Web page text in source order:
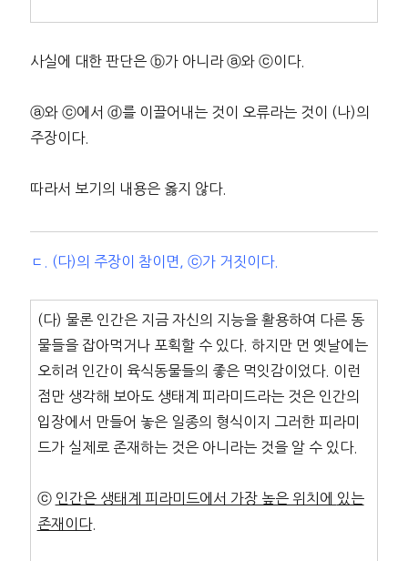
사실에 대한 판단은 ⓑ가 아니라 ⓐ와 ⓒ이다.
ⓐ와 ⓒ에서 ⓓ를 이끌어내는 것이 오류라는 것이 (나)의
주장이다.
따라서 보기의 내용은 옳지 않다.
ㄷ. (다)의 주장이 참이면, ⓒ가 거짓이다.
(다) 물론 인간은 지금 자신의 지능을 활용하여 다른 동
물들을 잡아먹거나 포획할 수 있다. 하지만 먼 옛날에는
오히려 인간이 육식동물들의 좋은 먹잇감이었다. 이런
점만 생각해 보아도 생태계 피라미드라는 것은 인간의
입장에서 만들어 놓은 일종의 형식이지 그러한 피라미
드가 실제로 존재하는 것은 아니라는 것을 알 수 있다.
ⓒ 인간은 생태계 피라미드에서 가장 높은 위치에 있는
존재이다.